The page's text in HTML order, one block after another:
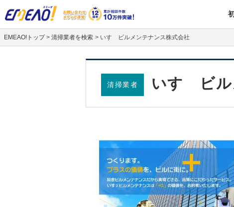
EMEAO!トップ >清掃業者を検索 > いすゞビルメンテナンス株式会社
清掃業者 いすゞビ